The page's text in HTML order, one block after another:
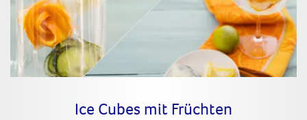
Ice Cubes mit Früchten